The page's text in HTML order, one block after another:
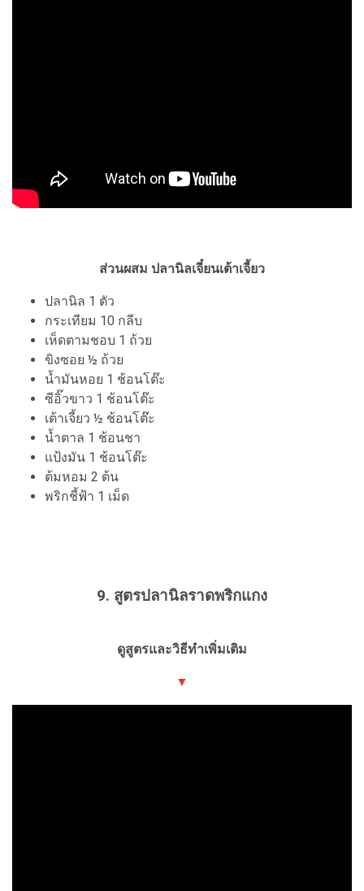
ส่วนผสม ปลานิลเจี๋ยนเต้าเจี้ยว
ปลานิล 1 ตัว
กระเทียม 10 กลีบ
เห็ดตามชอบ 1 ถ้วย
ขิงซอย ½ ถ้วย
น้ำมันหอย 1 ช้อนโต๊ะ
ซีอิ๊วขาว 1 ช้อนโต๊ะ
เต้าเจี้ยว ½ ช้อนโต๊ะ
น้ำตาล 1 ช้อนชา
แป้งมัน 1 ช้อนโต๊ะ
ต้มหอม 2 ต้น
พริกชี้ฟ้า 1 เม็ด
9. สูตรปลานิลราดพริกแกง
ดูสูตรและวิธีทำเพิ่มเติม
▼